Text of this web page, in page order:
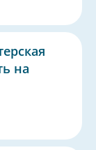
на